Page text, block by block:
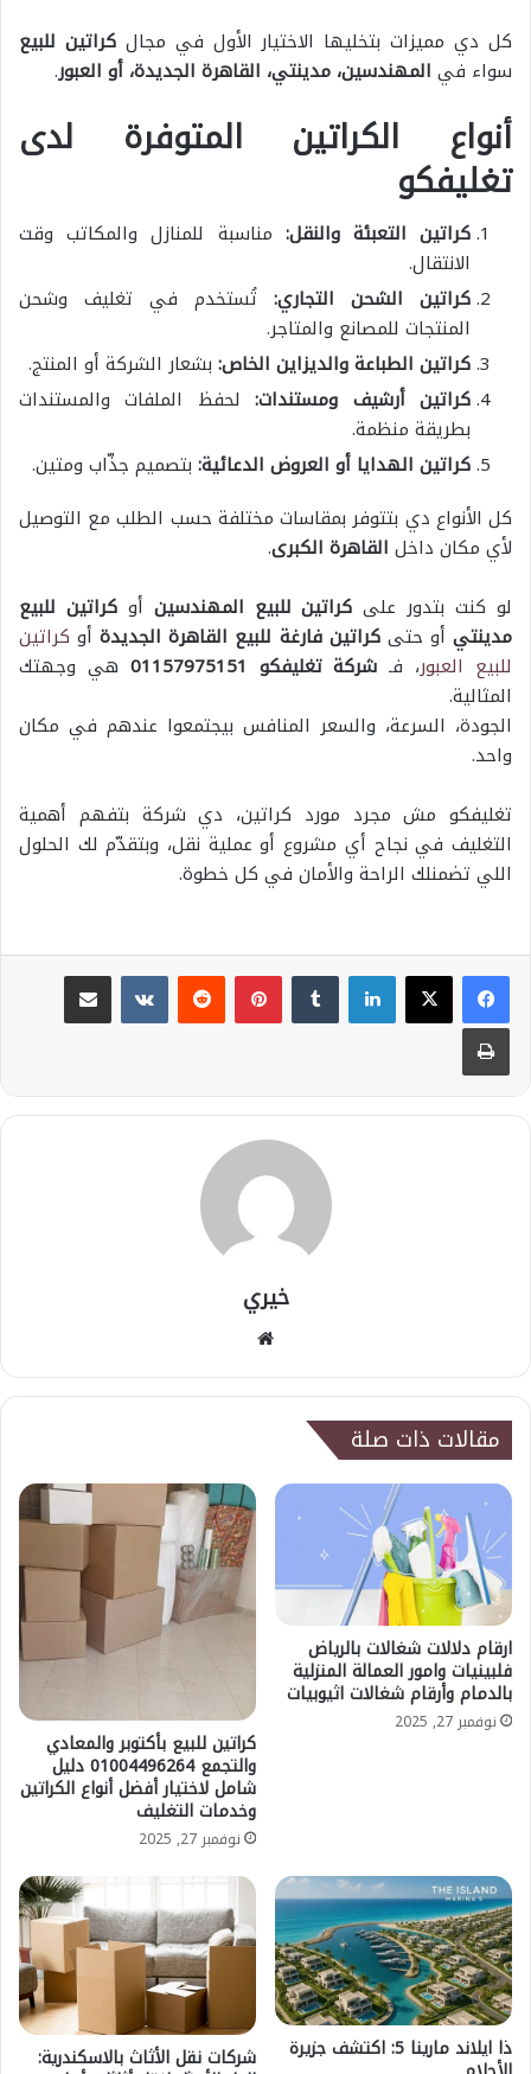
كل دي مميزات بتخليها الاختيار الأول في مجالكراتين للبيع
سواء في المهندسين، مدينتي، القاهرة الجديدة، أو العبور.
أنواع الكراتين المتوفرة لدى
تغليفكو
كراتين التعبئة والنقل: مناسبة للمنازل والمكاتب وقت
الانتقال.
كراتين الشحن التجاري: تُستخدم في تغليف وشحن
المنتجات للمصانع والمتاجر.
كراتين الطباعة والديزاين الخاص: بشعار الشركة أو المنتج.
كراتين أرشيف ومستندات:لحفظ الملفات والمستندات
بطريقة منظمة.
كراتين الهدايا أو العروض الدعائية: بتصميم جذّاب ومتين.
كل الأنواع دي بتتوفر بمقاسات مختلفة حسب الطلب مع التوصيل
لأي مكان داخل القاهرة الكبرى.
لو كنت بتدور على كراتين للبيع المهندسين أوكراتين للبيع
مدينتيأو حتىكراتين فارغة للبيع القاهرة الجديدةأو كراتين
للبيع العبور، فـ شركة تغليفكو 01157975151
هي وجهتك
المثالية.
الجودة، السرعة، والسعر المنافس بيجتمعوا عندهم في مكان
واحد.
تغليفكو مش مجرد مورد كراتين، دي شركة بتفهم أهمية
التغليف في نجاح أي مشروع أو عملية نقل، وبتقدّم لك الحلول
اللي تضمنلك الراحة والأمان في كل خطوة.
لينكدإن بينتيريست
مشاركة عبر البريد
طباعة
خيري
مقالات ذات صلة
ارقام دلالات شغالات بالرياض
فلبينيات وامور العمالة المنزلية
بالدمام وأرقام شغالات اثيوبيات
نوفمبر 27, 2025
كراتين للبيع بأكتوبر والمعادي
والتجمع 01004496264 دليل
شامل لاختيار أفضل أنواع الكراتين
وخدمات التغليف
نوفمبر 27, 2025
ذا ايلاند مارينا 5: اكتشف جزيرة شركات نقل الأثاث بالاسكندرية: